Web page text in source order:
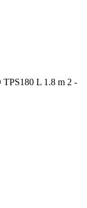
L 1.8 m 2 -